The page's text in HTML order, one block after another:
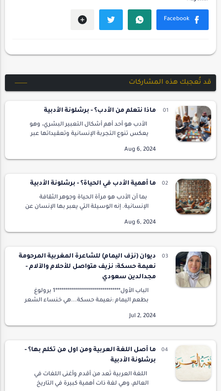
قد تُعجبك هذه المشاركات
ماذا نتعلم من الأدب؟ - برشلونة الأدبية
الأدب هو أحد أهم أشكال التعبير البشري، وهو
يعكس تنوع التجربة الإنسانية وتعقيداتها عبر
وعلى أنفسنا بطرق عميقة ومعقدة. الأدب ليس …
ما أهمية الأدب في الحياة؟ - برشلونة الأدبية
بما أن الأدب هو مرآة الحياة وجوهر الثقافة
الإنسانية. إنه الوسيلة التي يعبر بها الإنسان عن
مجرد كلمات مكتوبة على ورق، بل هو نبض الإ…
ديوان (نزف اليمام) للشاعرة المغربية المرحومة
نعيمة حسكة: نزيف متواصل للأحلام والآلام -
مجدالدين سعودي
الباب الأول*********************************1 برولوغ
بطعم اليمام :نعيمة حسكة...هي خنساء الشعر
الأحزان والآلام الى ابداعات حقيقية...تجيد ال…
ما أصل اللغة العربية ومن اول من تكلم بها؟ -
برشلونة الأدبية
اللغة العربية تُعد من أقدم وأغنى اللغات في
العالم، وهي لغة ذات أهمية كبيرة في التاريخ